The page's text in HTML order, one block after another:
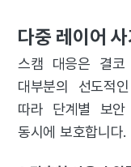
다중 레이어
스캠 대응은 결코
대부분의 선도적
따라 단계별 보안
동시에 보호합니다.